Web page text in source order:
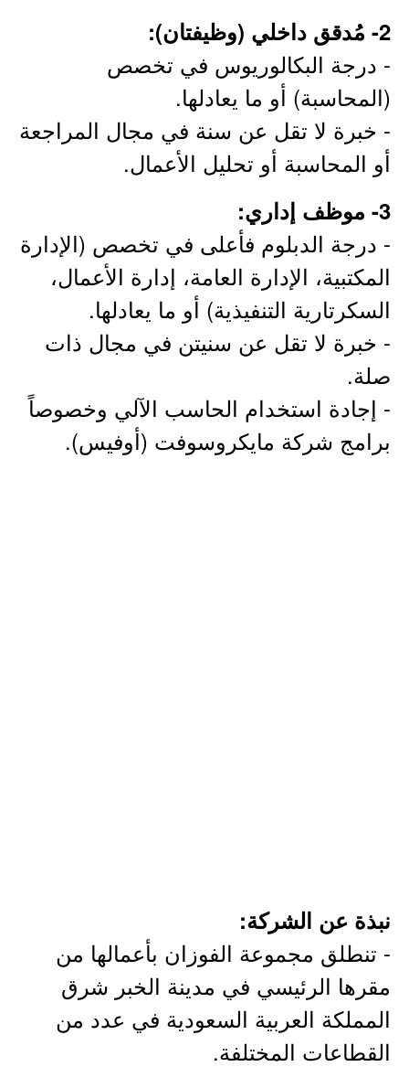
2- مُدقق داخلي (وظيفتان):
- درجة البكالوريوس في تخصص
(المحاسبة) أو ما يعادلها.
- خبرة لا تقل عن سنة في مجال المراجعة
أو المحاسبة أو تحليل الأعمال.
3- موظف إداري:
- درجة الدبلوم فأعلى في تخصص (الإدارة
المكتبية، الإدارة العامة، إدارة الأعمال،
السكرتارية التنفيذية) أو ما يعادلها.
- خبرة لا تقل عن سنيتن في مجال ذات
صلة.
- إجادة استخدام الحاسب الآلي وخصوصاً
برامج شركة مايكروسوفت (أوفيس).
نبذة عن الشركة:
- تنطلق مجموعة الفوزان بأعمالها من
مقرها الرئيسي في مدينة الخبر شرق
المملكة العربية السعودية في عدد من
القطاعات المختلفة.